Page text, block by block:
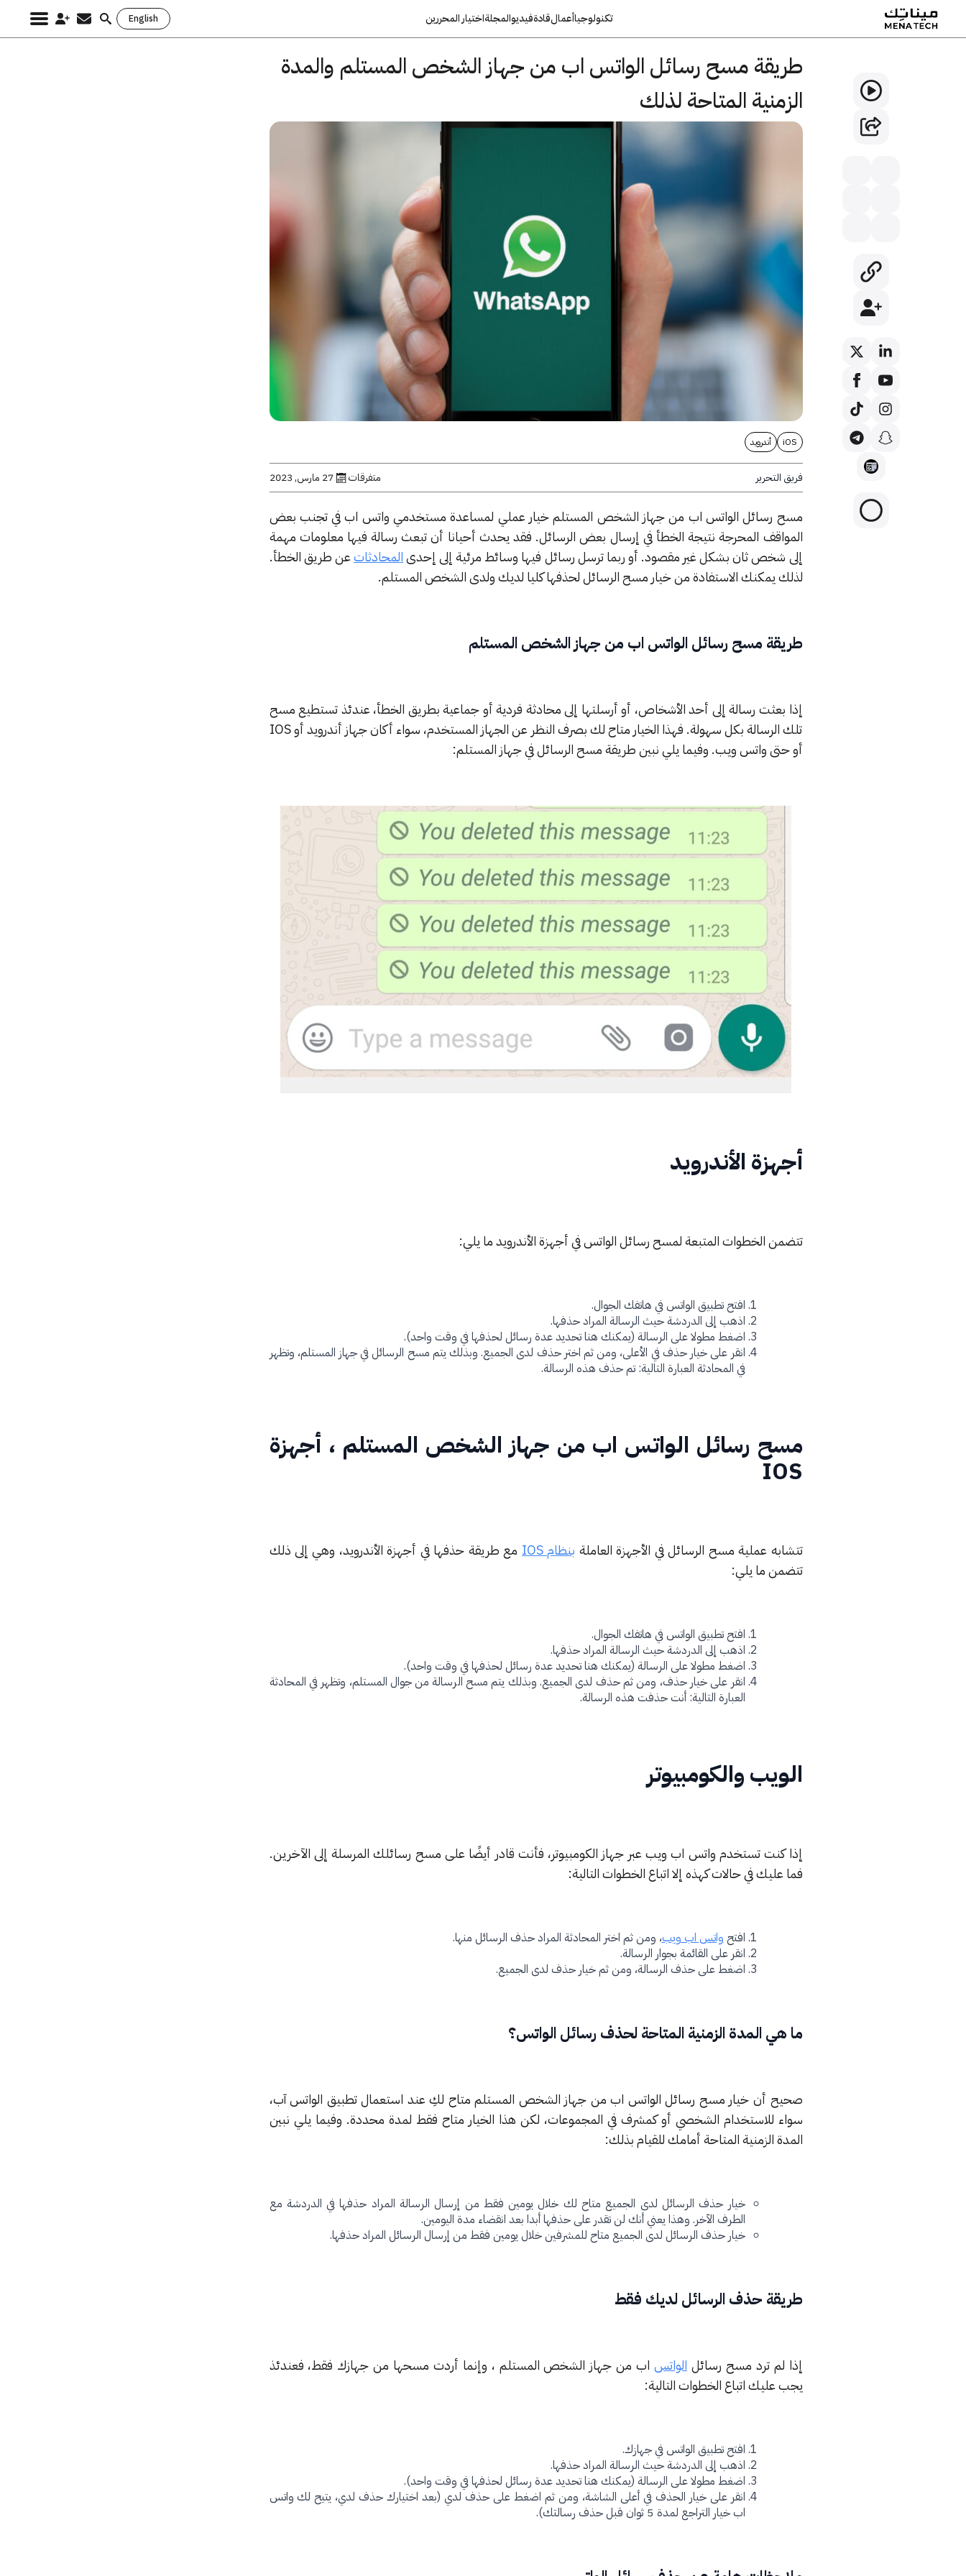
تكنولوجياأعمالقادةفيديوالمجلةاختيار المحررين English
Search
طريقة مسح رسائل الواتس اب من جهاز الشخص المستلم والمدة
الزمنية المتاحة لذلك
iOS أندرويد
فريق التحرير متفرقات 27 مارس, 2023
مسح رسائل الواتس اب من جهاز الشخص المستلم خيار عملي لمساعدة مستخدمي واتس اب في تجنب بعض
المواقف المحرجة نتيجة الخطأ في إرسال بعض الرسائل. فقد يحدث أحيانا أن تبعث رسالة فيها معلومات مهمة
إلى شخص ثان بشكل غير مقصود. أو ربما ترسل رسائل فيها وسائط مرئية إلى إحدىالمحادثاتعن طريق الخطأ.
لذلك يمكنك الاستفادة من خيار مسح الرسائل لحذفها كليا لديك ولدى الشخص المستلم.
طريقة مسح رسائل الواتس اب من جهاز الشخص المستلم
إذا بعثت رسالة إلى أحد الأشخاص، أو أرسلتها إلى محادثة فردية أو جماعية بطريق الخطأ، عندئذ تستطيع مسح
تلك الرسالة بكل سهولة. فهذا الخيار متاح لك بصرف النظر عن الجهاز المستخدم، سواء أكان جهاز أندرويد أو IOS
أو حتى واتس ويب. وفيما يلي نبين طريقة مسح الرسائل في جهاز المستلم:
أجهزة الأندرويد
تتضمن الخطوات المتبعة لمسح رسائل الواتس في أجهزة الأندرويد ما يلي:
افتح تطبيق الواتس في هاتفك الجوال.
اذهب إلى الدردشة حيث الرسالة المراد حذفها.
اضغط مطولا على الرسالة (يمكنك هنا تحديد عدة رسائل لحذفها في وقت واحد).
انقر على خيار حذف في الأعلى، ومن ثم اختر حذف لدى الجميع. وبذلك يتم مسح الرسائل في جهاز المستلم، وتظهر
في المحادثة العبارة التالية: تم حذف هذه الرسالة.
مسح رسائل الواتس اب من جهاز الشخص المستلم ، أجهزة
IOS
تتشابه عملية مسح الرسائل في الأجهزة العاملة بنظام IOS
مع طريقة حذفها في أجهزة الأندرويد، وهي إلى ذلك
تتضمن ما يلي:
افتح تطبيق الواتس في هاتفك الجوال.
اذهب إلى الدردشة حيث الرسالة المراد حذفها.
اضغط مطولا على الرسالة (يمكنك هنا تحديد عدة رسائل لحذفها في وقت واحد).
انقر على خيار حذف، ومن ثم حذف لدى الجميع. وبذلك يتم مسح الرسالة من جوال المستلم، وتظهر في المحادثة
العبارة التالية: أنت حذفت هذه الرسالة.
الويب والكومبيوتر
إذا كنت تستخدم واتس اب ويب عبر جهاز الكومبيوتر، فأنت قادر أيضًا على مسح رسائلك المرسلة إلى الآخرين.
فما عليك في حالات كهذه إلا اتباع الخطوات التالية:
افتح واتس اب ويب، ومن ثم اختر المحادثة المراد حذف الرسائل منها.
انقر على القائمة بجوار الرسالة.
اضغط على حذف الرسالة، ومن ثم خيار حذف لدى الجميع.
ما هي المدة الزمنية المتاحة لحذف رسائل الواتس؟
صحيح أن خيار مسح رسائل الواتس اب من جهاز الشخص المستلم متاح لكِ عند استعمال تطبيق الواتس آب،
سواء للاستخدام الشخصي أو كمشرف في المجموعات، لكن هذا الخيار متاح فقط لمدة محددة. وفيما يلي نبين
المدة الزمنية المتاحة أمامك للقيام بذلك:
خيار حذف الرسائل لدى الجميع متاح لك خلال يومين فقط من إرسال الرسالة المراد حذفها في الدردشة مع
الطرف الآخر. وهذا يعني أنك لن تقدر على حذفها أبدا بعد انقضاء مدة اليومين.
خيار حذف الرسائل لدى الجميع متاح للمشرفين خلال يومين فقط من إرسال الرسائل المراد حذفها.
طريقة حذف الرسائل لديك فقط
إذا لم ترد مسح رسائل الواتساب من جهاز الشخص المستلم ، وإنما أردت مسحها من جهازك فقط، فعندئذ
يجب عليك اتباع الخطوات التالية:
افتح تطبيق الواتس في جهازك.
اذهب إلى الدردشة حيث الرسالة المراد حذفها.
اضغط مطولا على الرسالة (يمكنك هنا تحديد عدة رسائل لحذفها في وقت واحد).
انقر على خيار الحذف في أعلى الشاشة، ومن ثم اضغط على حذف لدي (بعد اختيارك حذف لدي، يتيح لك واتس
اب خيار التراجع لمدة 5 ثوان قبل حذف رسالتك).